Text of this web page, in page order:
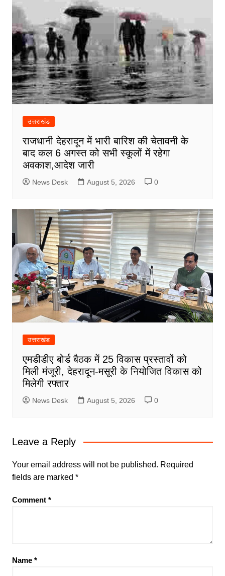
उत्तराखंड
राजधानी देहरादून में भारी बारिश की चेतावनी के
बाद कल 6 अगस्त को सभी स्कूलों में रहेगा
अवकाश,आदेश जारी
News Desk August 5, 2026 0
उत्तराखंड
एमडीडीए बोर्ड बैठक में 25 विकास प्रस्तावों को
मिली मंजूरी, देहरादून-मसूरी के नियोजित विकास को
मिलेगी रफ्तार
News Desk August 5, 2026 0
Leave a Reply
Your email address will not be published. Required
fields are marked *
Comment *
Name *